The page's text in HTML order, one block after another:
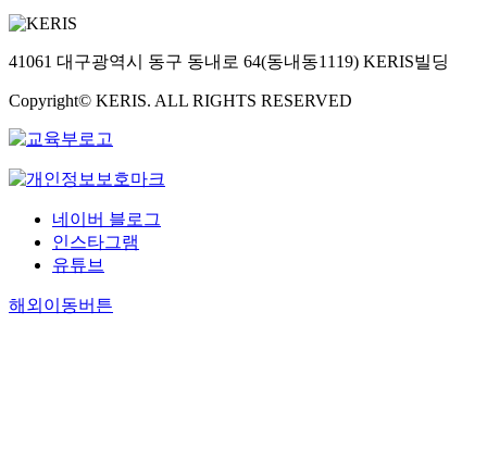
41061 대구광역시 동구 동내로 64(동내동1119) KERIS빌딩
Copyright© KERIS. ALL RIGHTS RESERVED
네이버 블로그
인스타그램
유튜브
해외이동버튼